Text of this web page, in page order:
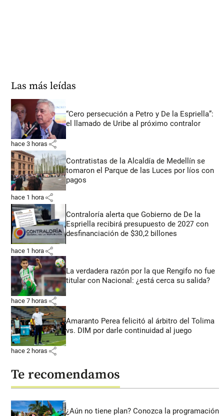
Las más leídas
“Cero persecución a Petro y De la Espriella”:
el llamado de Uribe al próximo contralor
hace 3 horas share
Contratistas de la Alcaldía de Medellín se
tomaron el Parque de las Luces por líos con
pagos
hace 1 hora share
Contraloría alerta que Gobierno de De la
Espriella recibirá presupuesto de 2027 con
desfinanciación de $30,2 billones
hace 1 hora share
La verdadera razón por la que Rengifo no fue
titular con Nacional: ¿está cerca su salida?
hace 7 horas share
Amaranto Perea felicitó al árbitro del Tolima
vs. DIM por darle continuidad al juego
hace 2 horas share
Te recomendamos
¿Aún no tiene plan? Conozca la programación